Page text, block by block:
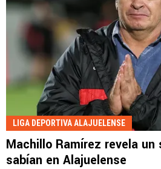
LIGA DEPORTIVA ALAJUELENSE
Machillo Ramírez revela
sabían en Alajuelense